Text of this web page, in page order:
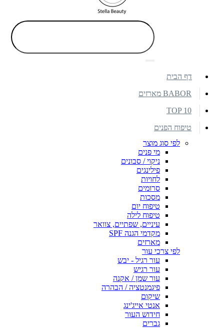
דף הבית
BABOR מארזים
TOP 10
טיפוח הפנים
לפי סוג מוצר
מי פנים
ניקוי / סבונים
פילינגים
לחויות
סרומים
מסכות
טיפוח יום
טיפוח לילה
עיניים, שפתיים, צוואר
מקדמי הגנה SPF
מארזים
לפי צרכי עור
עור רגיל - יבש
עור רגיש
עור שמן / אקנה
פיגמנטציה / הבהרה
שיקום
אנטי אייג'ינג
חידוש העור
גברים